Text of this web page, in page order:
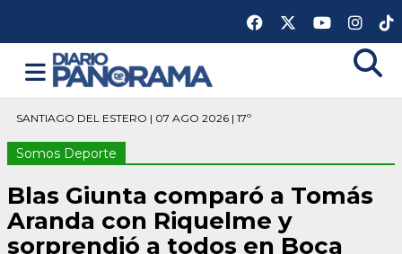
SANTIAGO DEL ESTERO | 07 AGO 2026 | 17º
Somos Deporte
Blas Giunta comparó a Tomás
Aranda con Riquelme y
sorprendió a todos en Boca